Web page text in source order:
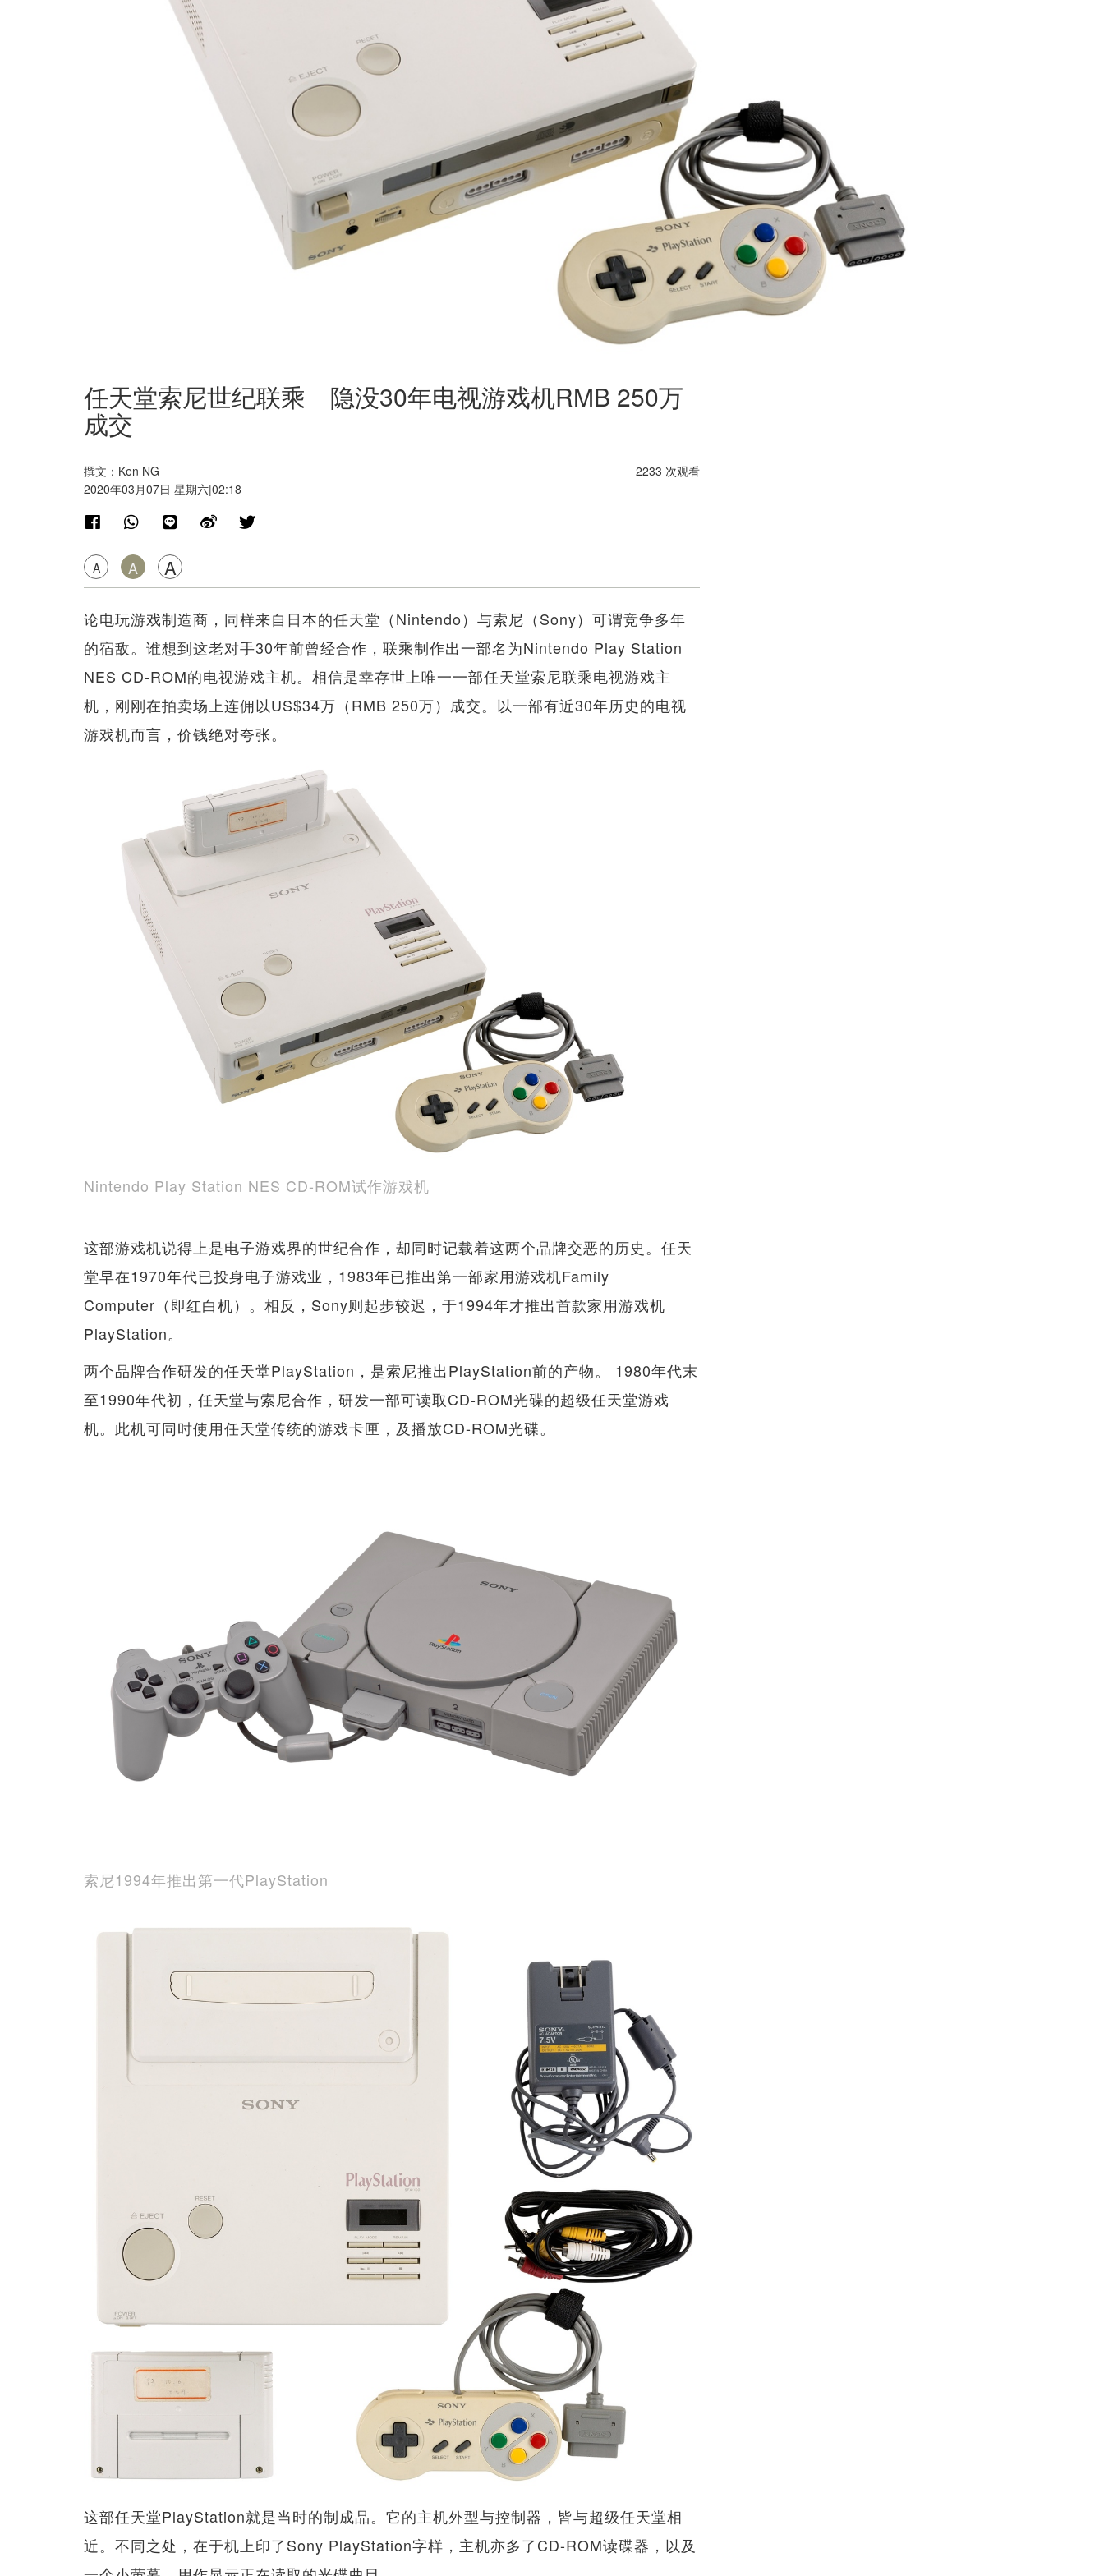
任天堂索尼世纪联乘 隐没30年电视游戏机RMB 250万
成交
撰文：Ken NG
2020年03月07日 星期六|02:18
A A A
2233 次观看
论电玩游戏制造商，同样来自日本的任天堂（Nintendo）与索尼（Sony）可谓竞争多年
的宿敌。谁想到这老对手30年前曾经合作，联乘制作出一部名为Nintendo Play Station
NES CD-ROM的电视游戏主机。相信是幸存世上唯一一部任天堂索尼联乘电视游戏主
机，刚刚在拍卖场上连佣以US$34万（RMB 250万）成交。以一部有近30年历史的电视
游戏机而言，价钱绝对夸张。
Nintendo Play Station NES CD-ROM试作游戏机
这部游戏机说得上是电子游戏界的世纪合作，却同时记载着这两个品牌交恶的历史。任天
堂早在1970年代已投身电子游戏业，1983年已推出第一部家用游戏机Family
Computer（即红白机）。相反，Sony则起步较迟，于1994年才推出首款家用游戏机
PlayStation。
两个品牌合作研发的任天堂PlayStation，是索尼推出PlayStation前的产物。 1980年代末
至1990年代初，任天堂与索尼合作，研发一部可读取CD-ROM光碟的超级任天堂游戏
机。此机可同时使用任天堂传统的游戏卡匣，及播放CD-ROM光碟。
索尼1994年推出第一代PlayStation
这部任天堂PlayStation就是当时的制成品。它的主机外型与控制器，皆与超级任天堂相
近。不同之处，在于机上印了Sony PlayStation字样，主机亦多了CD-ROM读碟器，以及